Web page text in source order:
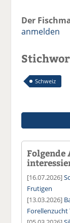
Der
anmelden
Schweiz
Folgende
[16.07.2026]
Frutigen
[13.03.2026]